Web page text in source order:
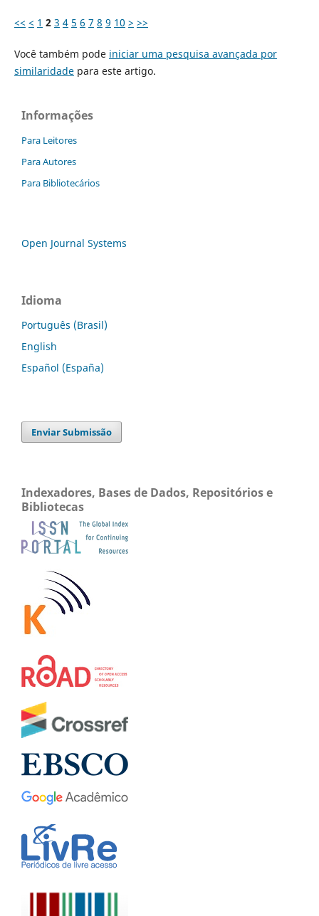
<< < 1 2 3 4 5 6 7 8 9 10 > >>
Você também pode iniciar uma pesquisa avançada por
similaridadepara este artigo.
Informações
Para Leitores
Para Autores
Para Bibliotecários
Open Journal Systems
Idioma
Português (Brasil)
English
Español (España)
Enviar Submissão
Indexadores, Bases de Dados, Repositórios e
Bibliotecas